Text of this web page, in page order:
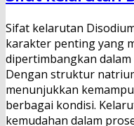
Sifat kelarutan
karakter penting yang
dipertimbangkan
Dengan struktur
menunjukkan
berbagai kondisi.
kemudahan dalam